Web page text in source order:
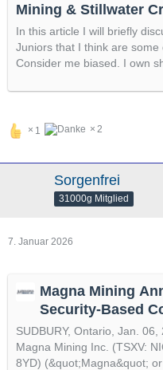
Mining & Stillwater
Hedgeless Horseman
In this article I will briefly
Juniors that I think are some
Consider me biased. I own
1 2
Sorgenfrei
31000g Mitglied
7. Januar 2026
Magna Mining
Security-Based
@GlobeNewswire
SUDBURY, Ontario, Jan.
Magna Mining Inc. (TSXV:
8YD) (&quot;Magna&quot;